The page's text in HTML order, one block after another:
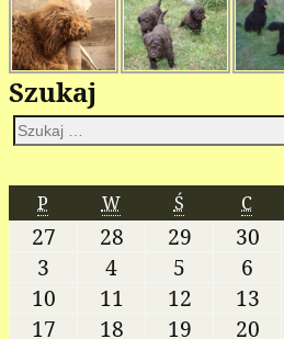
Szukaj
P W Ś C
27 28 29 30
3
4 5 6
10
11 12 13
17
18 19 20